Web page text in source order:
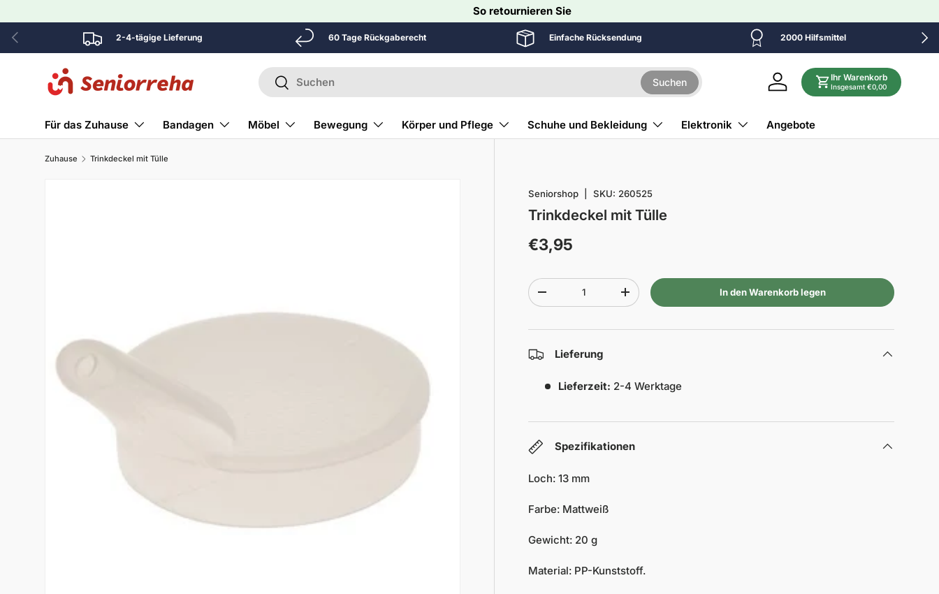
Direkt zum Inhalt
So retournieren Sie
Vorherige 2-4-tägige Lieferung 60 Tage Rückgaberecht Einfache Rücksendung 2000 Hilfsmittel
Suchen
Suchen Suchen Einloggen
Ihr Warenkorb
Insgesamt €0,00
Für das Zuhause Bandagen Möbel Bewegung Körper und Pflege Schuhe und Bekleidung Elektronik Angebote
Zuhause Trinkdeckel mit Tülle
Seniorshop |SKU: 260525
Trinkdeckel mit Tülle
€3,95
Anzahl
-
+ In den Warenkorb legen
Lieferung
Lieferzeit: 2-4 Werktage
Spezifikationen
Loch: 13 mm
Farbe: Mattweiß
Gewicht: 20 g
Material: PP-Kunststoff.